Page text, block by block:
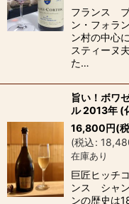
フランス
ン・フォラ
ン村の中心
スティーヌ
た…
旨い！ボワ
ル 2013年 (
16,800円(
(税込:
在庫あり
巨匠ヒッチ
ンス シャ
ンの歴史は